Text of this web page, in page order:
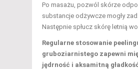
Po masażu, pozwól skórze
substancje odżywcze mogły
Następnie spłucz skórę letnią
Regularne stosowanie
gruboziarnistego zapewni
jędrność i aksamitną